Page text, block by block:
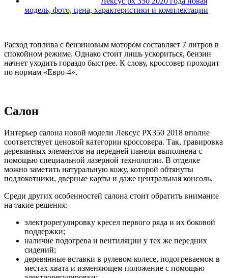
модель, фото, цена, характеристики и комплектации
Расход топлива с бензиновым мотором составляет 7 литров в
спокойном режиме. Однако стоит лишь ускориться, бензин
начнет уходить гораздо быстрее. К слову, кроссовер проходит
по нормам «Евро-4».
Салон
Интерьер салона новой модели Лексус РХ350 2018 вполне
соответствует ценовой категории кроссовера. Так, гравировка
деревянных элементов на передней панели выполнена с
помощью специальной лазерной технологии. В отделке
можно заметить натуральную кожу, которой обтянуты
подлокотники, дверные карты и даже центральная консоль.
Среди других особенностей салона стоит обратить внимание
на такие решения:
электрорегулировку кресел первого ряда и их боковой
поддержки;
наличие подогрева и вентиляции у тех же передних
сидений;
деревянные вставки в рулевом колесе, подогреваемом в
местах хвата и изменяющем положение с помощью